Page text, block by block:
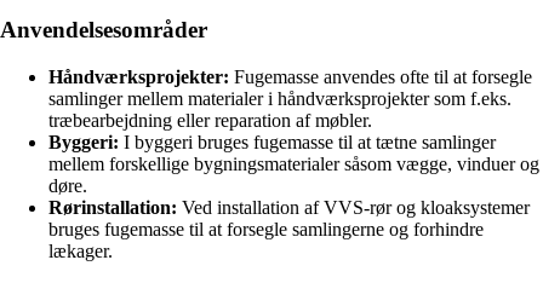
Anvendelsesområder
Håndværksprojekter: Fugemasse anvendes ofte til at forsegle
samlinger mellem materialer i håndværksprojekter som f.eks.
træbearbejdning eller reparation af møbler.
Byggeri: I byggeri bruges fugemasse til at tætne samlinger
mellem forskellige bygningsmaterialer såsom vægge, vinduer og
døre.
Rørinstallation: Ved installation af VVS-rør og kloaksystemer
bruges fugemasse til at forsegle samlingerne og forhindre
lækager.